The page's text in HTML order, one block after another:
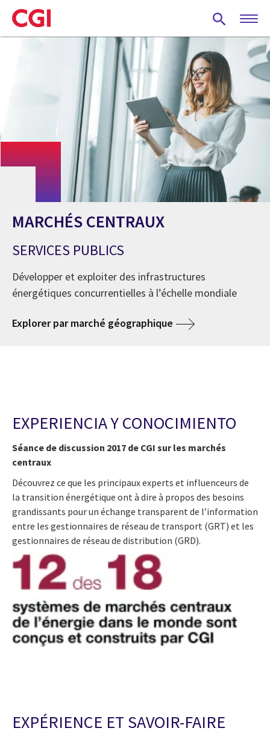
Skip
to
main
MARCHÉS CENTRAUX
SERVICES PUBLICS
Développer et exploiter des infrastructures
énergétiques concurrentielles à l’échelle mondiale
Explorer par marché géographique
EXPERIENCIA Y CONOCIMIENTO
Séance de discussion 2017 de CGI sur les marchés
centraux
Découvrez ce que les principaux experts et influenceurs de
la transition énergétique ont à dire à propos des besoins
grandissants pour un échange transparent de l’information
entre les gestionnaires de réseau de transport (GRT) et les
gestionnaires de réseau de distribution (GRD).
EXPÉRIENCE ET SAVOIR-FAIRE